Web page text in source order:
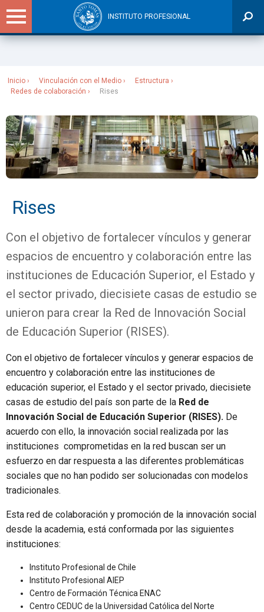
INSTITUTO PROFESIONAL
Inicio Vinculación con el Medio
Estructura
Redes de colaboración
Rises
Rises
Con el objetivo de fortalecer vínculos y generar
espacios de encuentro y colaboración entre las
instituciones de Educación Superior, el Estado y
el sector privado, diecisiete casas de estudio se
unieron para crear la Red de Innovación Social
de Educación Superior (RISES).
Con el objetivo de fortalecer vínculos y generar espacios de
encuentro y colaboración entre las instituciones de
educación superior, el Estado y el sector privado, diecisiete
casas de estudio del país son parte de la Red de
Innovación Social de Educación Superior (RISES). De
acuerdo con ello, la innovación social realizada por las
instituciones comprometidas en la red buscan ser un
esfuerzo en dar respuesta a las diferentes problemáticas
sociales que no han podido ser solucionadas con modelos
tradicionales.
Esta red de colaboración y promoción de la innovación social
desde la academia, está conformada por las siguientes
instituciones:
Instituto Profesional de Chile
Instituto Profesional AIEP
Centro de Formación Técnica ENAC
Centro CEDUC de la Universidad Católica del Norte